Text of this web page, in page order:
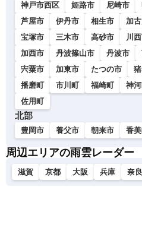
神戸市西区
姫路市 尼崎市
芦屋市
伊丹市 相生市 加
宝塚市
三木市 高砂市 川
加西市
丹波篠山市 丹波市
宍粟市
加東市 たつの市
播磨町
市川町 福崎町 神
佐用町
北部
豊岡市 養父市 朝来市 香
周辺エリアの雨雲レーダー
滋賀 京都 大阪 兵庫 奈良